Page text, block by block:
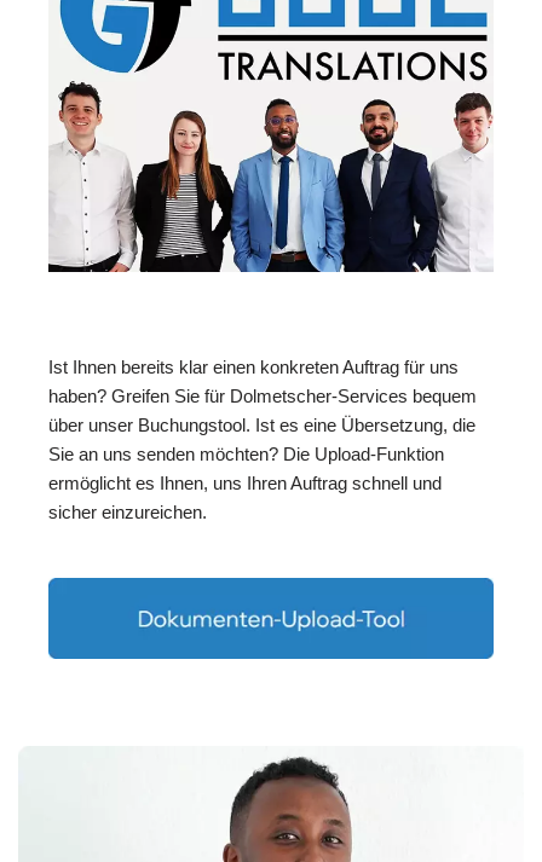
Ist Ihnen bereits klar einen konkreten Auftrag für uns
haben? Greifen Sie für Dolmetscher-Services bequem
über unser Buchungstool. Ist es eine Übersetzung, die
Sie an uns senden möchten? Die Upload-Funktion
ermöglicht es Ihnen, uns Ihren Auftrag schnell und
sicher einzureichen.